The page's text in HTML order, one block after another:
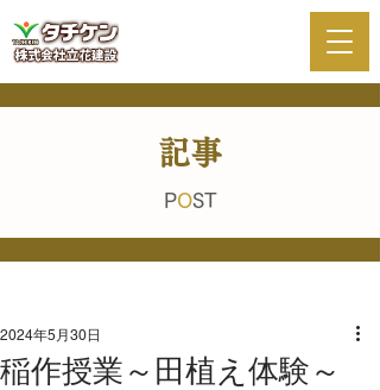
記事
POST
稲作授業～田植え体験～
2024年5月30日